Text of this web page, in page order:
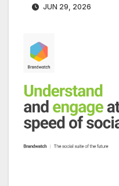
JUN 29, 2026